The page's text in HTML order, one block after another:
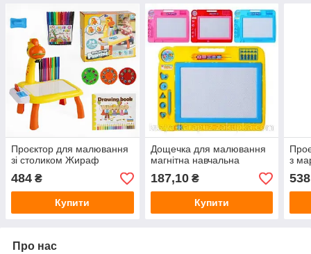
Проєктор для малювання
зі столиком Жираф
484 ₴
Купити
Дощечка для малювання
магнітна навчальна
187,10₴
Купити
з
Про нас